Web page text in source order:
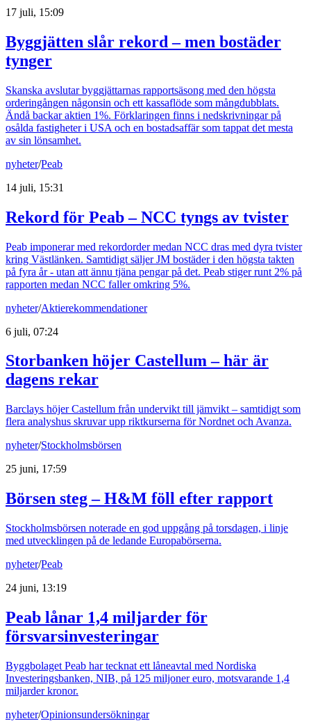
17 juli, 15:09
Byggjätten slår rekord – men bostäder
tynger
Skanska avslutar byggjättarnas rapportsäsong med den högsta
orderingången någonsin och ett kassaflöde som mångdubblats.
Ändå backar aktien 1%. Förklaringen finns i nedskrivningar på
osålda fastigheter i USA och en bostadsaffär som tappat det mesta
av sin lönsamhet.
nyheter/Peab
14 juli, 15:31
Rekord för Peab – NCC tyngs av tvister
Peab imponerar med rekordorder medan NCC dras med dyra tvister
kring Västlänken. Samtidigt säljer JM bostäder i den högsta takten
på fyra år - utan att ännu tjäna pengar på det. Peab stiger runt 2% på
rapporten medan NCC faller omkring 5%.
nyheter/Aktierekommendationer
6 juli, 07:24
Storbanken höjer Castellum – här är
dagens rekar
Barclays höjer Castellum från undervikt till jämvikt – samtidigt som
flera analyshus skruvar upp riktkurserna för Nordnet och Avanza.
nyheter/Stockholmsbörsen
25 juni, 17:59
Börsen steg – H&M föll efter rapport
Stockholmsbörsen noterade en god uppgång på torsdagen, i linje
med utvecklingen på de ledande Europabörserna.
nyheter/Peab
24 juni, 13:19
Peab lånar 1,4 miljarder för
försvarsinvesteringar
Byggbolaget Peab har tecknat ett låneavtal med Nordiska
Investeringsbanken, NIB, på 125 miljoner euro, motsvarande 1,4
miljarder kronor.
nyheter/Opinionsundersökningar